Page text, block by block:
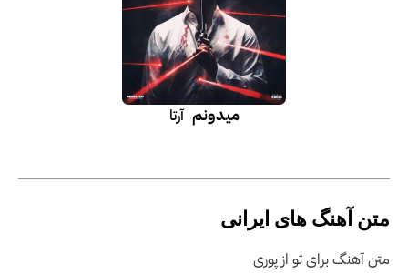
میدونم آرتا
متن آهنگ های ایرانی
متن آهنگ برای تو از پوری